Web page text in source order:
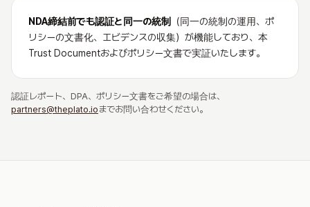
NDA締結前でも認証と同一の統制
（同一の統制の運用、ポ
リシーの文書化、エビデンスの収集）が機能しており、本
Trust Documentおよびポリシー文書で実証いたします。
認証レポート、DPA、ポリシー文書をご希望の場合は、
partners@theplato.io までお問い合わせください。